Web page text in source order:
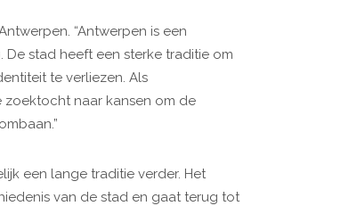
“Antwerpen is een
stad heeft een sterke traditie om
te verliezen. Als
naar kansen om de
een lange traditie verder. Het
van de stad en gaat terug tot